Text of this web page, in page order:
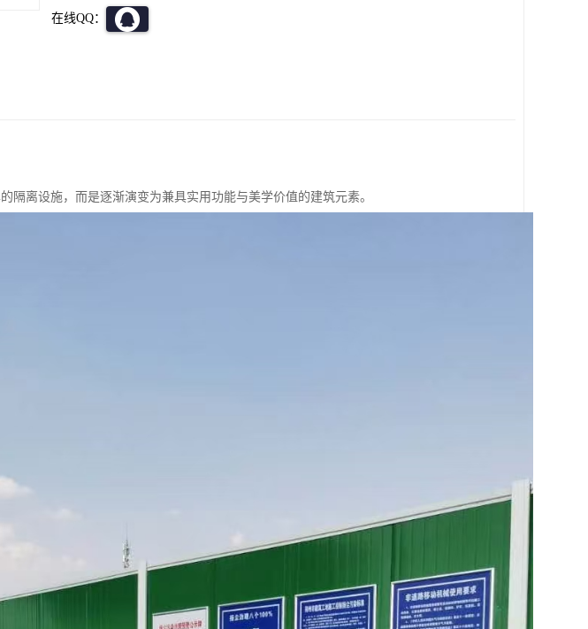
在线QQ：
隔离设施，而是逐渐演变为兼具实用功能与美学价值的建筑元素。